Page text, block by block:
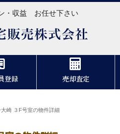
・収益 お任せ下さい
登録 売却査定
崎 ３F号室の物件詳細